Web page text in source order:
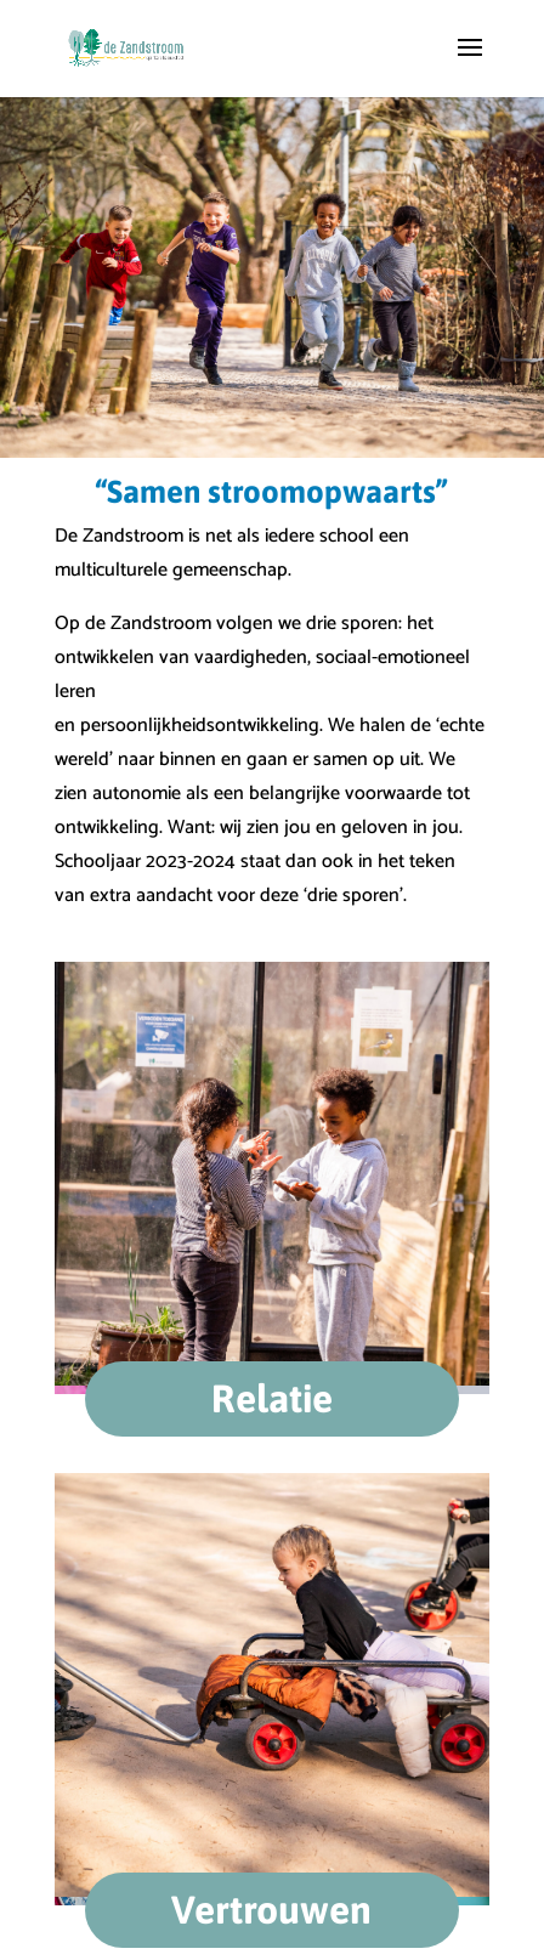
“Samen stroomopwaarts”
De Zandstroom is net als iedere school een
multiculturele gemeenschap.
Op de Zandstroom volgen we drie sporen: het
ontwikkelen van vaardigheden, sociaal-emotioneel
leren
en persoonlijkheidsontwikkeling. We halen de ‘echte
wereld’ naar binnen en gaan er samen op uit. We
zien autonomie als een belangrijke voorwaarde tot
ontwikkeling. Want: wij zien jou en geloven in jou.
Schooljaar 2023-2024 staat dan ook in het teken
van extra aandacht voor deze ‘drie sporen’.
Relatie
Vertrouwen